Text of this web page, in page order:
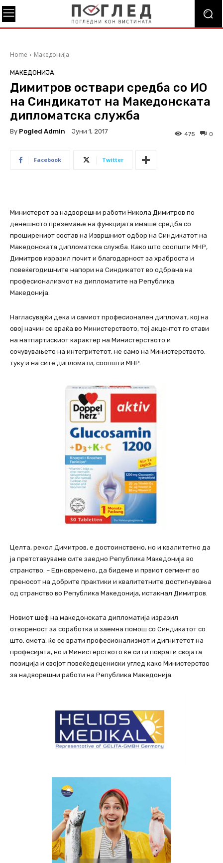
Home Македонија
МАКЕДОНИЈА
Димитров оствари средба со ИО
на Синдикатот на Македонската
дипломатска служба
By Pogled Admin Јуни 1, 2017 0
475
Facebook Twitter
Министерот за надворешни работи Никола Димитров по
денешното преземање на функцијата имаше средба со
проширениот состав на Извршниот одбор на Синдикатот на
Македонската дипломатска служба. Како што соопшти МНР,
Димитров изразил почит и благодарност за храброста и
повеќегодишните напори на Синдикатот во одбрана на
професионализмот на дипломатите на Република
Македонија.
Нагласувајќи дека и самиот професионален дипломат, кој на
овој начин се враќа во Министерството, тој акцентот го стави
на натпартискиот карактер на Министерството и
сочувувањето на интегритетот, не само на Министерството,
туку и на сите дипломати, соопшти МНР.
Целта, рекол Димитров, е достоинствено, но и квалитетно да
ја претставуваме сите заедно Република Македонија во
странство. – Едновремено, да бидеме и првиот сегмент во
преносот на добрите практики и квалитетните достигнувања
од странство во Република Македонија, истакнал Димитров.
Новиот шеф на македонската дипломатија изразил
отвореност за соработка и заемна помош со Синдикатот со
што, смета, ќе се врати професионализмот и дигнитетот на
професијата, но и Министерството ќе си ги поврати својата
позиција и својот повеќедецениски углед како Министерство
за надворешни работи на Република Македонија.